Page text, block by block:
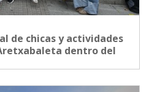
de chicas y actividades
dentro del